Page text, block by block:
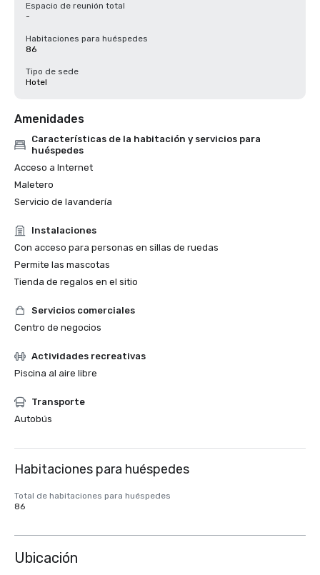
Espacio de reunión total
-
Habitaciones para huéspedes
86
Tipo de sede
Hotel
Amenidades
Características de la habitación y servicios para
huéspedes
Acceso a Internet
Maletero
Servicio de lavandería
Instalaciones
Con acceso para personas en sillas de ruedas
Permite las mascotas
Tienda de regalos en el sitio
Servicios comerciales
Centro de negocios
Actividades recreativas
Piscina al aire libre
Transporte
Autobús
Habitaciones para huéspedes
Total de habitaciones para huéspedes
86
Ubicación